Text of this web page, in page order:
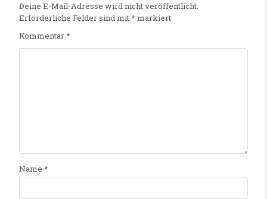
Deine E-Mail-Adresse wird nicht veröffentlicht.
Erforderliche Felder sind mit* markiert
Kommentar*
Name *